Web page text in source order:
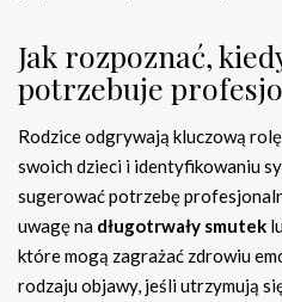
Jak rozpoznać,
potrzebuje
Rodzice odgrywają kluczową
swoich dzieci i identyfikowaniu
sugerować potrzebę
uwagę na długotrwały smutek
które mogą zagrażać zdrowiu
rodzaju objawy, jeśli utrzymują